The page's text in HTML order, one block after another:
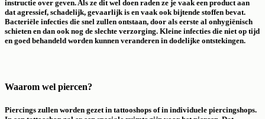
instructie over geven. Als ze dit wel doen raden ze je vaak een product aan
dat agressief, schadelijk, gevaarlijk is en vaak ook bijtende stoffen bevat.
Bacteriële infecties die snel zullen ontstaan, door als eerste al onhygiënisch
schieten en dan ook nog de slechte verzorging. Kleine infecties die niet op tijd
en goed behandeld worden kunnen veranderen in dodelijke ontstekingen.
Waarom wel piercen?
Piercings zullen worden gezet in tattooshops of in individuele piercingshops.